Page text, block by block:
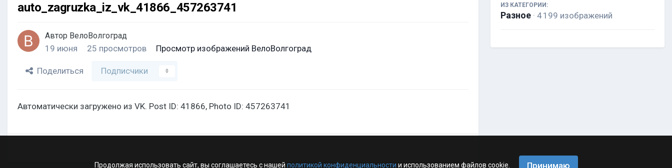
auto_zagruzka_iz_vk_41866_457263741
Автор ВелоВолгоград
19 июня 25 просмотров Просмотр изображений ВелоВолгоград
Поделиться Подписчики 0
Автоматически загружено из VK. Post ID: 41866, Photo ID: 457263741
ИЗ КАТЕГОРИИ:
Разное · 4 199 изображений
Продолжая использовать сайт, вы соглашаетесь с нашей политикой конфиденциальности и использованием файлов cookie. Принимаю